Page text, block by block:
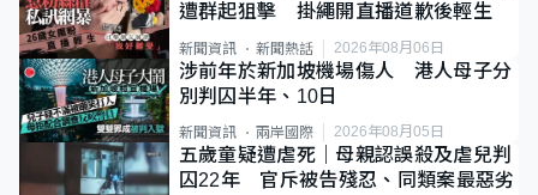
遭群起狙擊 掛繩開直播道歉後輕生
新聞資訊 新聞熱話 2026年08月06日
涉前年於新加坡機場傷人 港人母子分
別判囚半年、10日
新聞資訊 兩岸國際 2026年08月05日
五歲童疑遭虐死｜母親認誤殺及虐兒判
囚22年 官斥被告殘忍、同類案最惡劣